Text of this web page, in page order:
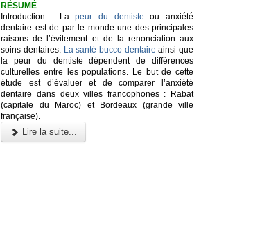
RÉSUMÉ
Introduction : Lapeur du dentiste ou anxiété
dentaire est de par le monde une des principales
raisons de l’évitement et de la renonciation aux
soins dentaires. La santé bucco-dentaire ainsi que
la peur du dentiste dépendent de différences
culturelles entre les populations. Le but de cette
étude est d’évaluer et de comparer l’anxiété
dentaire dans deux villes francophones : Rabat
(capitale du Maroc) et Bordeaux (grande ville
française).
Lire la suite...